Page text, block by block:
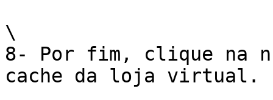
\
8- Por fim, clique na
cache da loja virtual.